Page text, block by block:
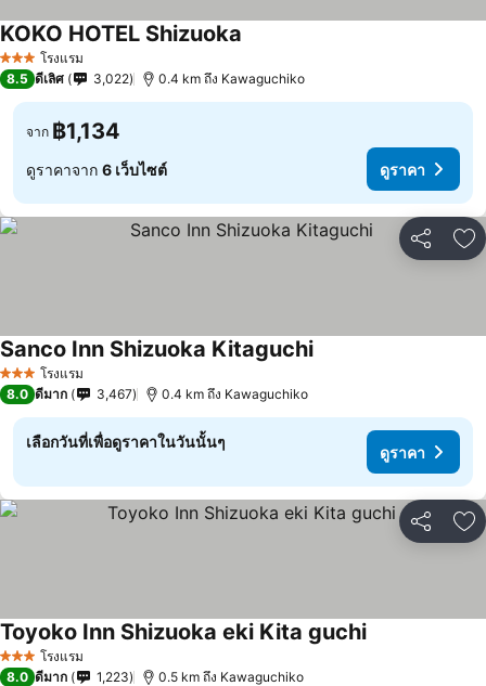
3 ดาว โรงแรม
KOKO HOTEL Shizuoka
8.5 ดีเลิศ 3,022 0.4 km ถึง Kawaguchiko
จาก ฿1,134
ดูราคาจาก 6 เว็บไซต์ ดูราคา
แชร์ เ
3 ดาว โรงแรม
Sanco Inn Shizuoka Kitaguchiดูราคา
8.0 ดีมาก 3,467 0.4 km ถึง Kawaguchiko
เลือกวันที่เพื่อดูราคาในวันนั้นๆ
ดูราคา
แชร์ เ
3 ดาว โรงแรม
Toyoko Inn Shizuoka eki Kita guchiดูราคา
8.0 ดีมาก 1,223 0.5 km ถึง Kawaguchiko